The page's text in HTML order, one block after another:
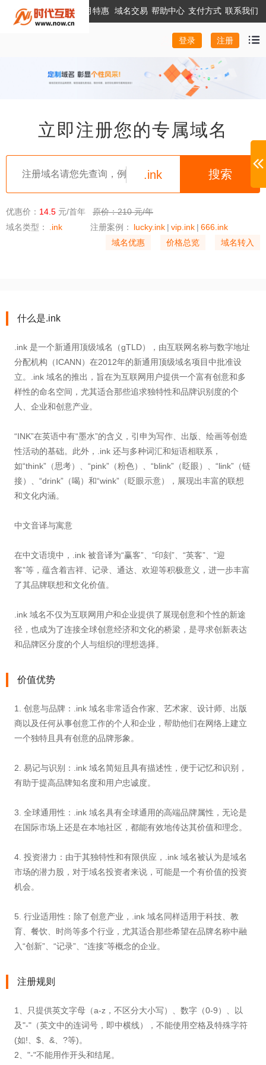
本月特惠 域名交易 帮助中心 支付方式 联系我们
登录 注册
立即注册您的专属域名
.ink
优惠价： 14.5 元/首年
原价：210 元/年
域名类型：
.ink 注册案例： lucky.ink | vip.ink | 666.ink
域名优惠
价格总览 域名转入
什么是.ink
.ink 是一个新通用顶级域名（gTLD），由互联网名称与数字地址
分配机构（ICANN）在2012年的新通用顶级域名项目中批准设
立。.ink 域名的推出，旨在为互联网用户提供一个富有创意和多
样性的命名空间，尤其适合那些追求独特性和品牌识别度的个
人、企业和创意产业。
“INK”在英语中有“墨水”的含义，引申为写作、出版、绘画等创造
性活动的基础。此外，.ink 还与多种词汇和短语相联系，
如“think”（思考）、“pink”（粉色）、“blink”（眨眼）、“link”（链
接）、“drink”（喝）和“wink”（眨眼示意），展现出丰富的联想
和文化内涵。
中文音译与寓意
在中文语境中，.ink 被音译为“赢客”、“印刻”、“英客”、“迎
客”等，蕴含着吉祥、记录、通达、欢迎等积极意义，进一步丰富
了其品牌联想和文化价值。
.ink 域名不仅为互联网用户和企业提供了展现创意和个性的新途
径，也成为了连接全球创意经济和文化的桥梁，是寻求创新表达
和品牌区分度的个人与组织的理想选择。
价值优势
1. 创意与品牌：.ink 域名非常适合作家、艺术家、设计师、出版
商以及任何从事创意工作的个人和企业，帮助他们在网络上建立
一个独特且具有创意的品牌形象。
2. 易记与识别：.ink 域名简短且具有描述性，便于记忆和识别，
有助于提高品牌知名度和用户忠诚度。
3. 全球通用性：.ink 域名具有全球通用的高端品牌属性，无论是
在国际市场上还是在本地社区，都能有效地传达其价值和理念。
4. 投资潜力：由于其独特性和有限供应，.ink 域名被认为是域名
市场的潜力股，对于域名投资者来说，可能是一个有价值的投资
机会。
5. 行业适用性：除了创意产业，.ink 域名同样适用于科技、教
育、餐饮、时尚等多个行业，尤其适合那些希望在品牌名称中融
入“创新”、“记录”、“连接”等概念的企业。
注册规则
1、只提供英文字母（a-z，不区分大小写）、数字（0-9）、以
及"-"（英文中的连词号，即中横线），不能使用空格及特殊字符
(如!、$、&、?等)。
2、"-"不能用作开头和结尾。